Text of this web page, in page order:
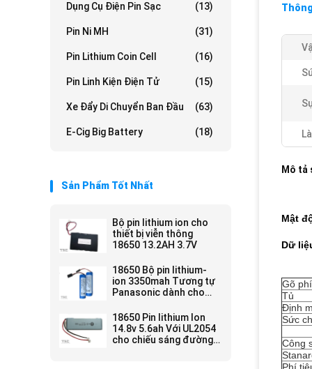
Dụng Cụ Điện Pin Sạc (13)
Pin Ni MH (31)
Pin Lithium Coin Cell (16)
Pin Linh Kiện Điện Tử (15)
Xe Đẩy Di Chuyển Ban Đầu (63)
E-Cig Big Battery (18)
Sản Phẩm Tốt Nhất
Bộ pin lithium ion cho
thiết bị viễn thông
18650 13.2AH 3.7V
18650 Bộ pin lithium-
ion 3350mah Tương tự
Panasonic dành cho
đạp
18650 Pin lithium Ion
14.8v 5.6ah Với UL2054
cho chiếu sáng đường
Mô tả
Mật
Dữ
Gõ
Tủ
Định
Sức
Công